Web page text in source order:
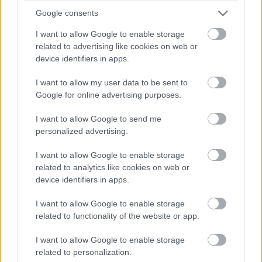
Google consents
I want to allow Google to enable storage
related to advertising like cookies on web or
device identifiers in apps.
I want to allow my user data to be sent to
Google for online advertising purposes.
I want to allow Google to send me
personalized advertising.
I want to allow Google to enable storage
related to analytics like cookies on web or
device identifiers in apps.
I want to allow Google to enable storage
related to functionality of the website or app.
I want to allow Google to enable storage
related to personalization.
Elon Musk új céget indít
Microsoft ellen: jön a
Macrohard
Hajdú Gábor|2025 augusztus 27. 06:04
Elon Musk a Microsoft riválisának szánt új
projektet jelentett be Macrohard néven, és bár
a név poénnak tűnik, a kezdeményezés
valóban létezik - legalábbis Musk szerint.